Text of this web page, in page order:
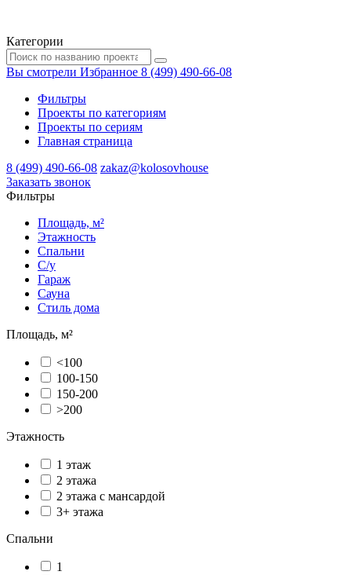
Категории
Вы смотрели Избранное 8 (499) 490-66-08
Фильтры
Проекты по категориям
Проекты по сериям
Главная страница
8 (499) 490-66-08 zakaz@kolosovhouse
3аказать звонок
Фильтры
Площадь, м²
Этажность
Спальни
С/у
Гараж
Сауна
Стиль дома
Площадь, м²
<100
100-150
150-200
>200
Этажность
1 этаж
2 этажа
2 этажа с мансардой
3+ этажа
Спальни
1